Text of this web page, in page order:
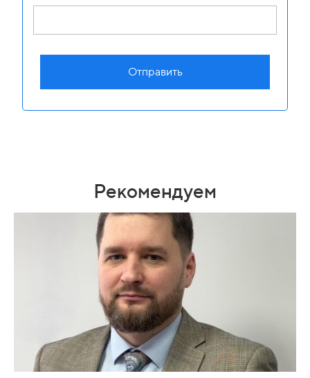
Отправить
Рекомендуем